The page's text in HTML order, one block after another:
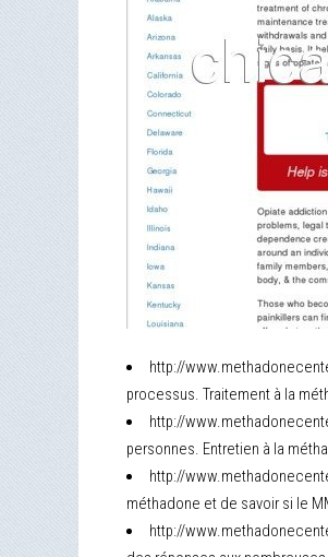
http://
processus. Traitement à la
http://
personnes. Entretien à la
http://
méthadone et de savoir si le
http://